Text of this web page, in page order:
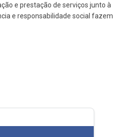
e prestação de serviços junto à
e responsabilidade social fazem